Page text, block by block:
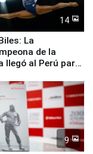
14
La
de la
llegó al Perú para
Lima 2027
9